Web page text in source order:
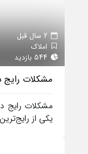
املاک
مشکلات رایج
مشکلات رایج
یکی از